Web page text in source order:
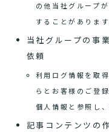
の他当社グループ
することがあります
当社グループの事
依頼
利用ログ情報を取
らとお客様のご登
個人情報と参照し
記事コンテンツの